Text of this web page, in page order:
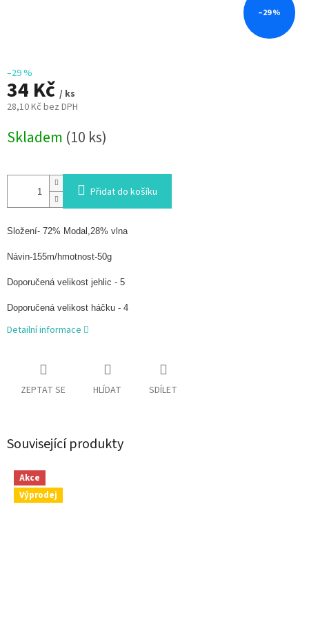
–29 %
–29 %
34 Kč / ks
28,10 Kč bez DPH
cena:
Skladem (10 ks)
Přidat do košíku
Složení- 72% Modal,28% vlna
Návin-155m/hmotnost-50g
Doporučená velikost jehlic - 5
Doporučená velikost háčku - 4
Detailní informace
ZEPTAT SE HLÍDAT SDÍLET
Související produkty
Akce
Výprodej